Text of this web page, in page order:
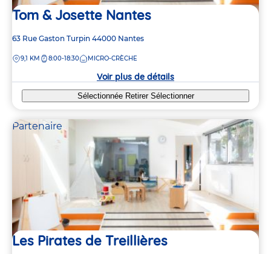
Tom & Josette Nantes
Adresse
la
63 Rue Gaston Turpin 44000 Nantes
DISTANCE
9,1 KM 8:00-18:30 MICRO-CRÈCHE
Voir plus de détails
Sélectionnée Retirer Sélectionner
Partenaire
Les Pirates de Treillières